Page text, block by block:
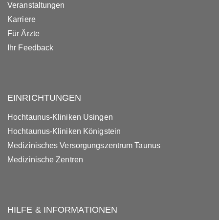
Veranstaltungen
Karriere
Für Ärzte
Ihr Feedback
EINRICHTUNGEN
Hochtaunus-Kliniken Usingen
Hochtaunus-Kliniken Königstein
Medizinisches Versorgungszentrum Taunus
Medizinische Zentren
HILFE & INFORMATIONEN